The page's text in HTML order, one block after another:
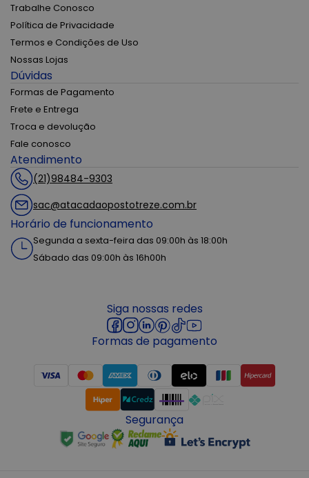
Trabalhe Conosco
Política de Privacidade
Termos e Condições de Uso
Nossas Lojas
Dúvidas
Formas de Pagamento
Frete e Entrega
Troca e devolução
Fale conosco
Atendimento
(21)98484-9303
sac@atacadaopostotreze.com.br
Horário de funcionamento
Segunda a sexta-feira das 09:00h às 18:00h
Sábado das 09:00h às 16h00h
Siga nossas redes
Formas de pagamento
Segurança